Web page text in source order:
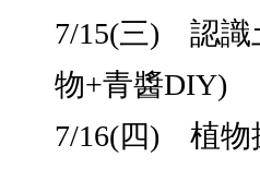
7/15(三) 認識
物+青醬DIY)
7/16(四) 植物